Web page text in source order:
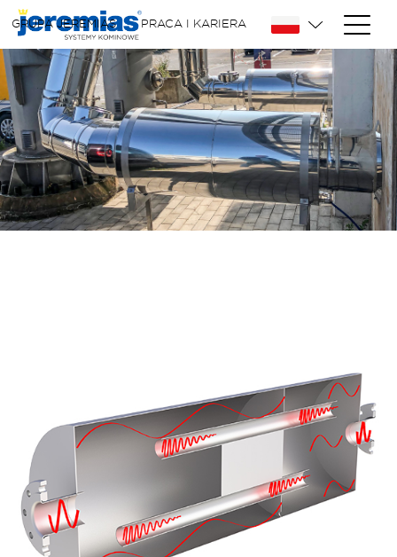
GRUPA JEREMIAS PRACA I KARIERA